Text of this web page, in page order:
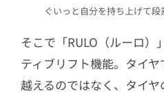
ぐいっと自分を持ち上げて段
そこで「RULO（ルーロ）
ティブリフト機能。タイ
越えるのではなく、タイ